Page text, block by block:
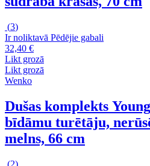
(3)
Ir noliktavā Pēdējie gabali
32,40 €
Likt grozā
Likt grozā
Wenko
Dušas komplekts Young
bīdāmu turētāju,
melns, 66 cm
(2)